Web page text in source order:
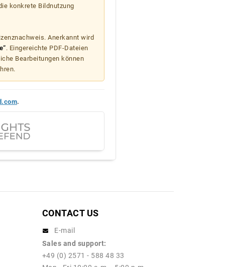
konkrete Bildnutzung
Anerkannt wird
. Eingereichte PDF-Dateien
Bearbeitungen können
.
CONTACT US
E-mail
Sales and support:
+49 (0) 2571 - 588 48 33